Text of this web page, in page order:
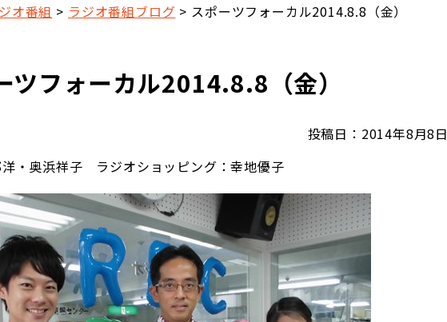
オ番組 ラジオ番組ブログ スポーツフォーカル2014.8.8（金）
ツフォーカル2014.8.8（金）
投稿日：2014年8月8日
洋・奥浜祥子 ラジオショッピング：幸地優子